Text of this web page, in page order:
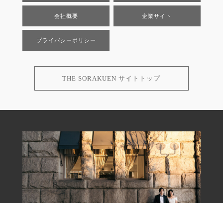
会社概要 企業サイト
プライバシーポリシー
THE SORAKUEN サイトトップ